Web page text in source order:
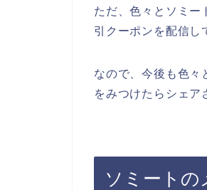
ただ、色々とソミー
引クーポンを配信し
なので、今後も色々
をみつけたらシェア
ソミートの